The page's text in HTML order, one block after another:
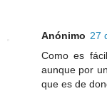
Anónimo 27
Como es
aunque por
que es de